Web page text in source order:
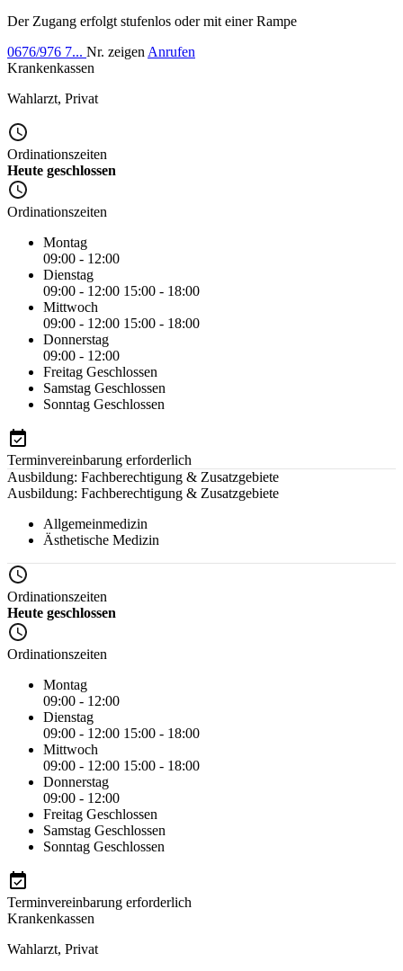
Der Zugang erfolgt stufenlos oder mit einer Rampe
0676/976 7... Nr. zeigen Anrufen
Krankenkassen
Wahlarzt, Privat
Ordinationszeiten
Heute geschlossen
Ordinationszeiten
Montag
09:00 - 12:00
Dienstag
09:00 - 12:00 15:00 - 18:00
Mittwoch
09:00 - 12:00 15:00 - 18:00
Donnerstag
09:00 - 12:00
Freitag Geschlossen
Samstag Geschlossen
Sonntag Geschlossen
Terminvereinbarung erforderlich
Ausbildung: Fachberechtigung & Zusatzgebiete
Ausbildung: Fachberechtigung & Zusatzgebiete
Allgemeinmedizin
Ästhetische Medizin
Ordinationszeiten
Heute geschlossen
Ordinationszeiten
Montag
09:00 - 12:00
Dienstag
09:00 - 12:00 15:00 - 18:00
Mittwoch
09:00 - 12:00 15:00 - 18:00
Donnerstag
09:00 - 12:00
Freitag Geschlossen
Samstag Geschlossen
Sonntag Geschlossen
Terminvereinbarung erforderlich
Krankenkassen
Wahlarzt, Privat